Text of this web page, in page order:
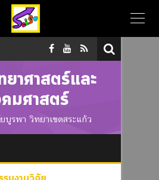
าศาสตร์และ
มศาสตร์
บูรพา วิทยาเขตสระแก้ว